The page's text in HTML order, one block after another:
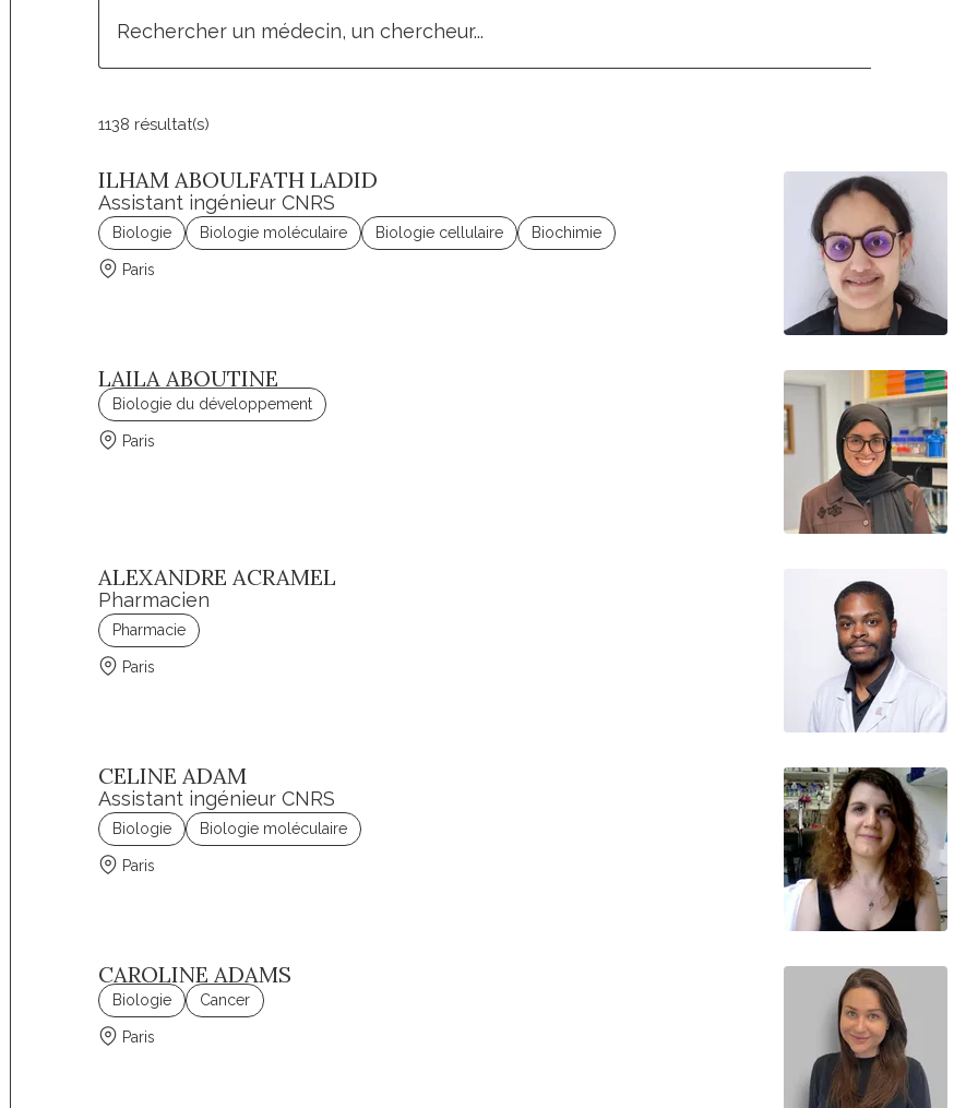
1138 résultat(s)
ILHAM ABOULFATH LADID
Assistant ingénieur CNRS
Biologie Biologie moléculaire Biologie cellulaire Biochimie
Paris
LAILA ABOUTINE
Biologie du développement
Paris
ALEXANDRE ACRAMEL
Pharmacien
Pharmacie
Paris
CELINE ADAM
Assistant ingénieur CNRS
Biologie Biologie moléculaire
Paris
CAROLINE ADAMS
Biologie Cancer
Paris